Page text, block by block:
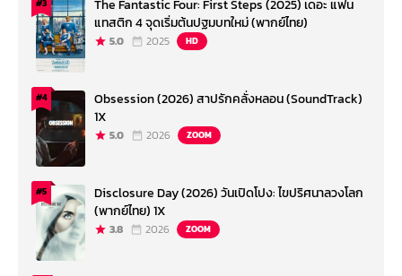
#3
The Fantastic Four: First Steps (2025) เดอะ แฟน
แทสติก 4 จุดเริ่มต้นปฐมบทใหม่ (พากย์ไทย)
5.0 2025 HD
#4
Obsession (2026) สาปรักคลั่งหลอน (SoundTrack)
1X
5.0 2026 ZOOM
#5
Disclosure Day (2026) วันเปิดโปง: ไขปริศนาลวงโลก
(พากย์ไทย) 1X
3.8 2026 ZOOM